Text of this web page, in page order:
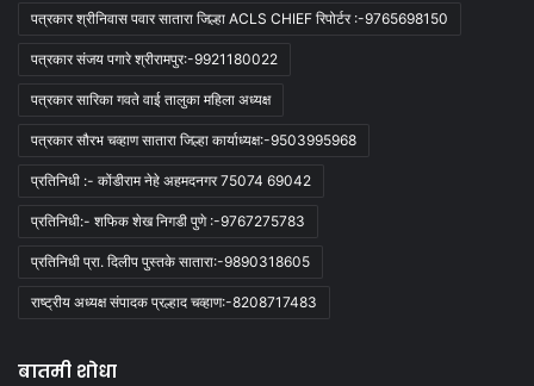
पत्रकार श्रीनिवास पवार सातारा जिल्हा ACLS CHIEF रिपोर्टर :-9765698150
पत्रकार संजय पगारे श्रीरामपुर:-9921180022
पत्रकार सारिका गवते वाई तालुका महिला अध्यक्ष
पत्रकार सौरभ चव्हाण सातारा जिल्हा कार्याध्यक्ष:-9503995968
प्रतिनिधी :- कोंडीराम नेहे अहमदनगर 75074 69042
प्रतिनिधी:- शफिक शेख निगडी पुणे :-9767275783
प्रतिनिधी प्रा. दिलीप पुस्तके सातारा:-9890318605
राष्ट्रीय अध्यक्ष संपादक प्रल्हाद चव्हाण:-8208717483
बातमी शोधा